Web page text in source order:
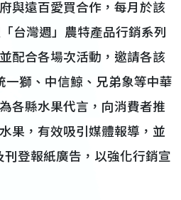
與遠百愛買合作，每月於該
台灣週」農特產品行銷系列
配合各場次活動，邀請各該
一獅、中信鯨、兄弟象等中華
各縣水果代言，向消費者推
果，有效吸引媒體報導，並
刊登報紙廣告，以強化行銷宣